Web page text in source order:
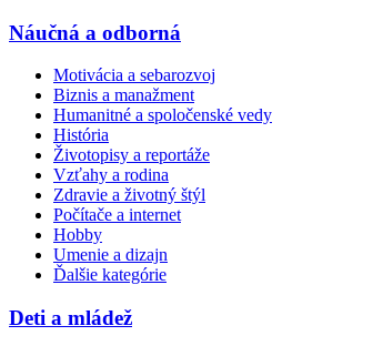
Náučná a odborná
Motivácia a sebarozvoj
Biznis a manažment
Humanitné a spoločenské vedy
História
Životopisy a reportáže
Vzťahy a rodina
Zdravie a životný štýl
Počítače a internet
Hobby
Umenie a dizajn
Ďalšie kategórie
Deti a mládež